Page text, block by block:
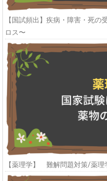
【国試頻出】疾病・障害・死
ロス〜
【薬理学】 難解問題対策/薬